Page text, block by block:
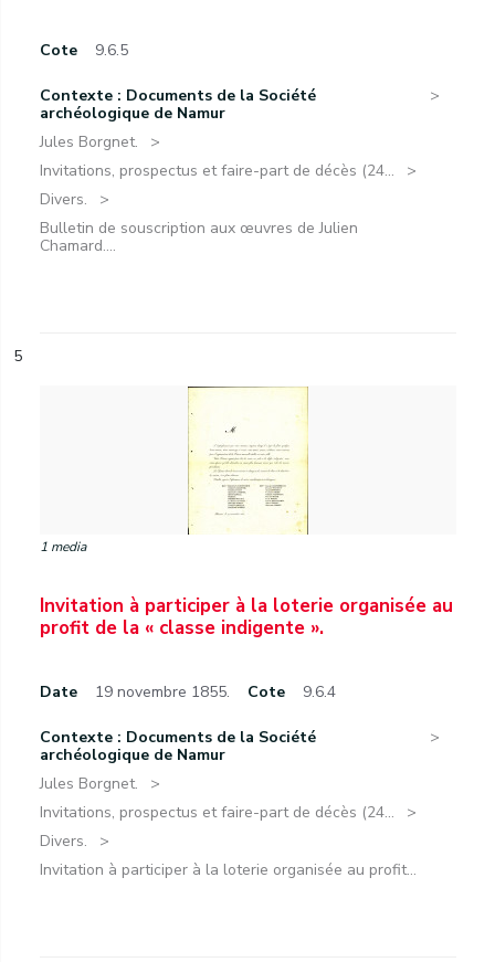
Cote 9.6.5
Contexte : Documents de la Société
archéologique de Namur
Jules Borgnet.
Invitations, prospectus et faire-part de décès (24...
Divers.
Bulletin de souscription aux œuvres de Julien
Chamard....
5
1 media
Invitation à participer à la loterie organisée au
profit de la « classe indigente ».
Date 19 novembre 1855. Cote 9.6.4
Contexte : Documents de la Société
archéologique de Namur
Jules Borgnet.
Invitations, prospectus et faire-part de décès (24...
Divers.
Invitation à participer à la loterie organisée au profit...